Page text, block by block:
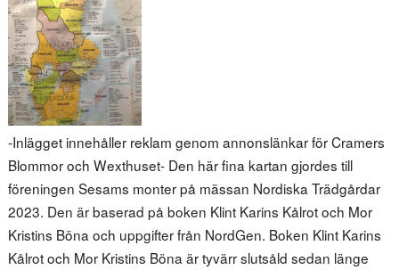
-Inlägget innehåller reklam genom annonslänkar för Cramers
Blommor och Wexthuset- Den här fina kartan gjordes till
föreningen Sesams monter på mässan Nordiska Trädgårdar
2023. Den är baserad på boken Klint Karins Kålrot och Mor
Kristins Böna och uppgifter från NordGen. Boken Klint Karins
Kålrot och Mor Kristins Böna är tyvärr slutsåld sedan länge